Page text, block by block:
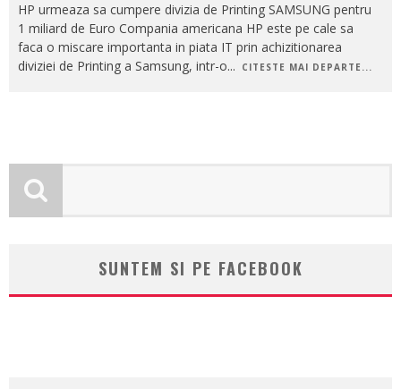
HP urmeaza sa cumpere divizia de Printing SAMSUNG pentru
1 miliard de Euro Compania americana HP este pe cale sa
faca o miscare importanta in piata IT prin achizitionarea
diviziei de Printing a Samsung, intr-o... CITESTE MAI DEPARTE...
SUNTEM SI PE FACEBOOK